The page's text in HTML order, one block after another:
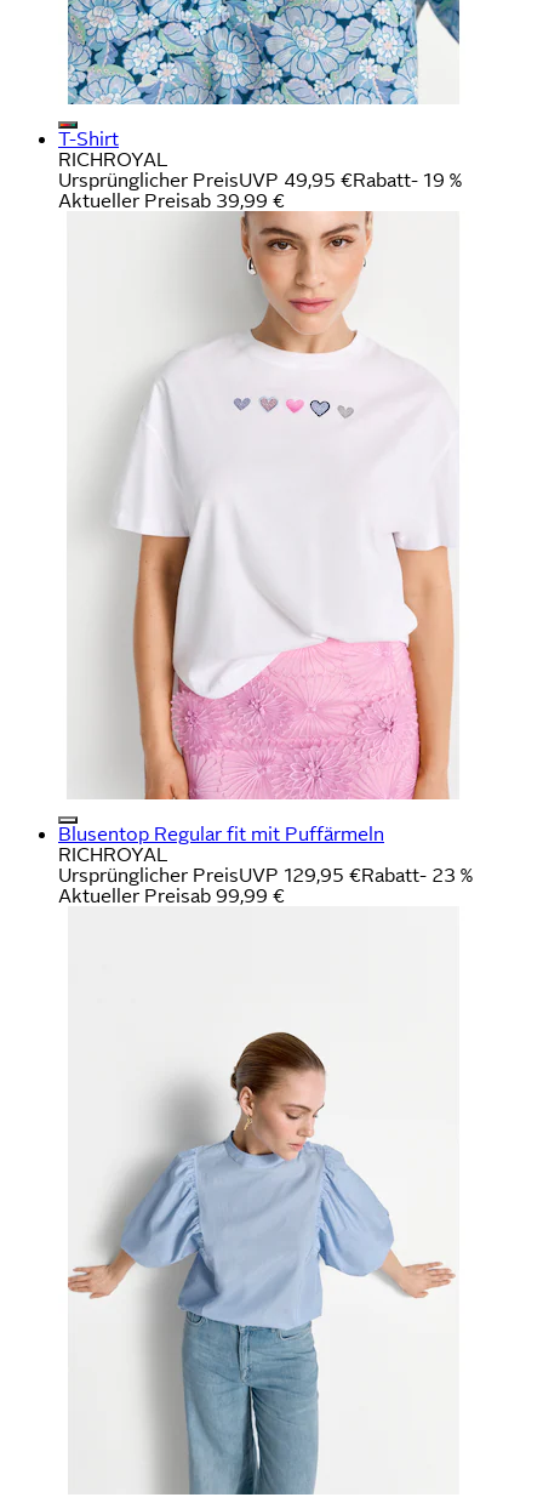
T-Shirt
RICHROYAL
Ursprünglicher PreisUVP 49,95 €Rabatt- 19 %
Aktueller Preisab 39,99 €
Blusentop Regular fit mit Puffärmeln
RICHROYAL
Ursprünglicher PreisUVP 129,95 €Rabatt- 23 %
Aktueller Preisab 99,99 €